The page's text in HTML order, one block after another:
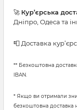
🚀 Кур’єрська
Дніпро, Одеса та
📮 Доставка
** Безкоштовна
IBAN.
* Якщо ви отримали
безкоштовна доставка